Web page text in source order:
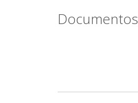
Documentos